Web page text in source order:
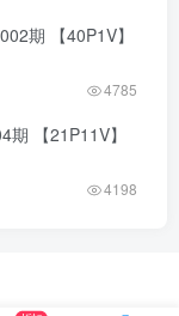
期 【40P1V】
4785
【21P11V】
4198